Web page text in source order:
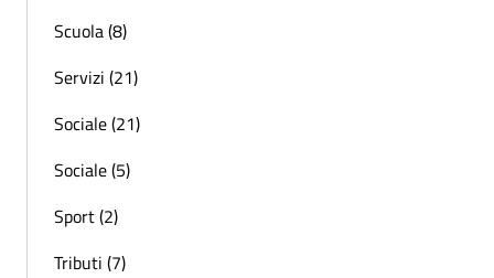
Scuola (8)
Servizi (21)
Sociale (21)
Sociale (5)
Sport (2)
Tributi (7)